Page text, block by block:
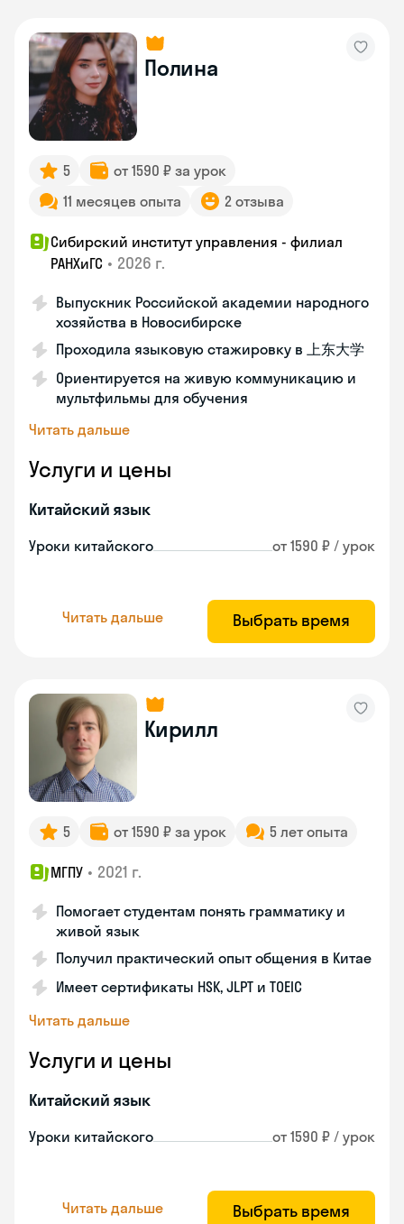
Полина
5
от 1590 ₽ за урок
11 месяцев опыта
2 отзыва
Сибирский институт управления - филиал
РАНХиГС • 2026 г.
Выпускник Российской академии народного
хозяйства в Новосибирске
Проходила языковую стажировку в 上东大学
Ориентируется на живую коммуникацию и
мультфильмы для обучения
Читать дальше
Услуги и цены
Китайский язык
Уроки китайского от 1590 ₽ / урок
Читать дальше Выбрать время
Кирилл
5 от 1590 ₽ за урок 5 лет опыта
МГПУ • 2021 г.
Помогает студентам понять грамматику и
живой язык
Получил практический опыт общения в Китае
Имеет сертификаты HSK, JLPT и TOEIC
Читать дальше
Услуги и цены
Китайский язык
Уроки китайского от 1590 ₽ / урок
Читать дальше Выбрать время